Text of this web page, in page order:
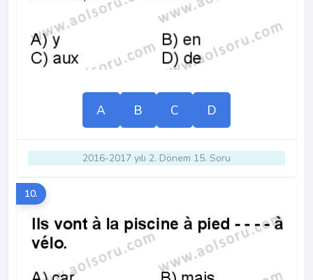
A B C D
2016-2017 yılı 2. Dönem 15. Soru
10.